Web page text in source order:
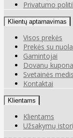
Privatumo
Klientų aptarnavimas
Visos prekės
Prekės su
Gamintojai
Dovanų
Svetainės medis
Kontaktai
Klientams
Klientams
Užsakymų